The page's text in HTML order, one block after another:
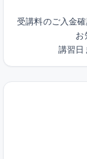
受講料のご入金
お
講習日